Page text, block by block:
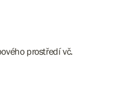
prostředí vč.